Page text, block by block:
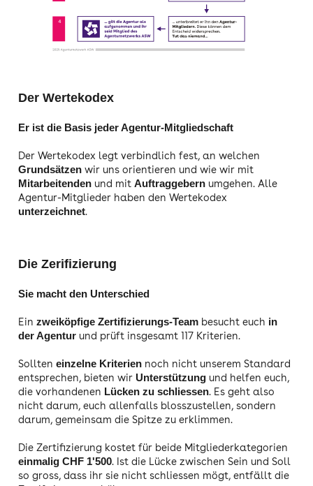
Der Wertekodex
Er ist die Basis jeder Agentur-Mitgliedschaft
Der Wertekodex legt verbindlich fest, an welchen
Grundsätzenwir uns orientieren und wie wir mit
Mitarbeitenden und mitAuftraggebern umgehen. Alle
Agentur-Mitglieder haben den Wertekodex
unterzeichnet.
Die Zerifizierung
Sie macht den Unterschied
Einzweiköpfige Zertifizierungs-Team besucht euch in
der Agentur und prüft insgesamt 117 Kriterien.
Sollteneinzelne Kriterien noch nicht unserem Standard
entsprechen, bieten wir Unterstützung und helfen euch,
die vorhandenen Lücken zu schliessen. Es geht also
nicht darum, euch allenfalls blosszustellen, sondern
darum, gemeinsam die Spitze zu erklimmen.
Die Zertifizierung kostet für beide Mitgliederkategorien
einmalig CHF 1'500. Ist die Lücke zwischen Sein und Soll
so gross, dass ihr sie nicht schliessen mögt, entfällt die